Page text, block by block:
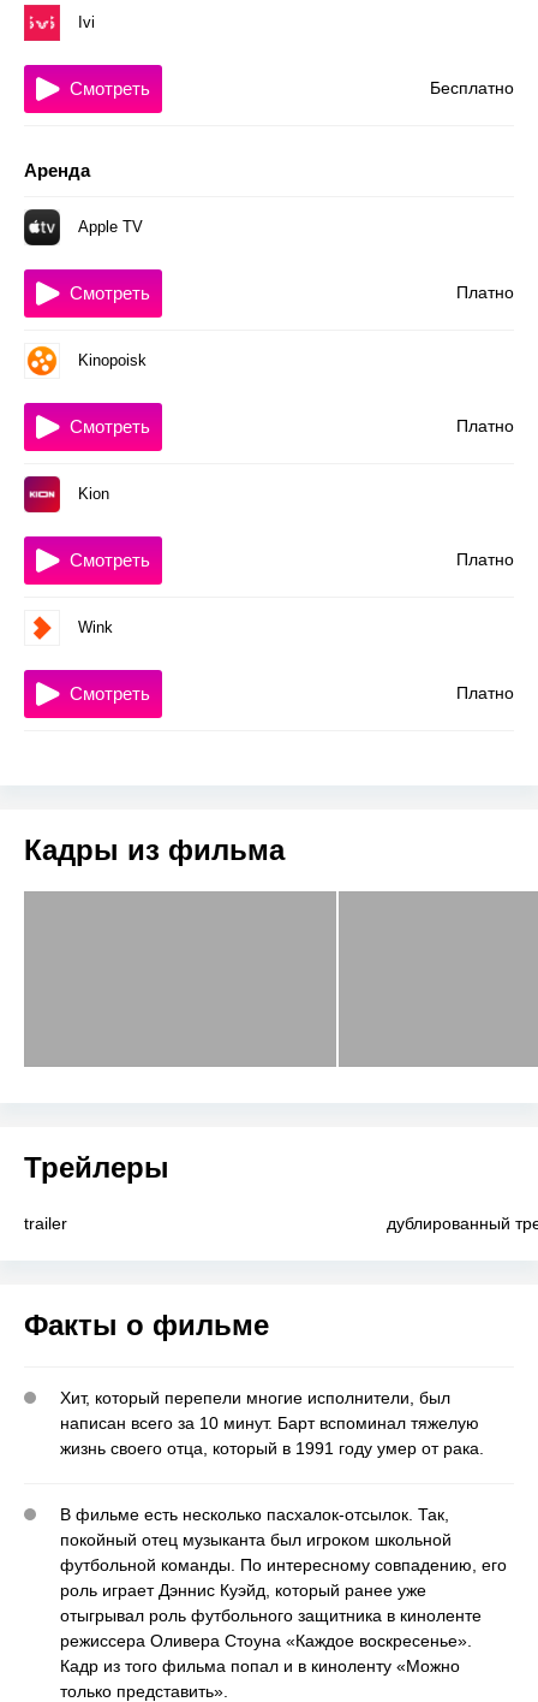
Ivi
Бесплатно
Смотреть
Аренда
Apple TV
Платно
Смотреть
Kinopoisk
Платно
Смотреть
Kion
Платно
Смотреть
Wink
Платно
Смотреть
Кадры из фильма
Трейлеры
trailer дублированный
Факты о фильме
Хит, который перепели многие исполнители, был
написан всего за 10 минут. Барт вспоминал тяжелую
жизнь своего отца, который в 1991 году умер от рака.
В фильме есть несколько пасхалок-отсылок. Так,
покойный отец музыканта был игроком школьной
футбольной команды. По интересному совпадению, его
роль играет Дэннис Куэйд, который ранее уже
отыгрывал роль футбольного защитника в киноленте
режиссера Оливера Стоуна «Каждое воскресенье».
Кадр из того фильма попал и в киноленту «Можно
только представить».